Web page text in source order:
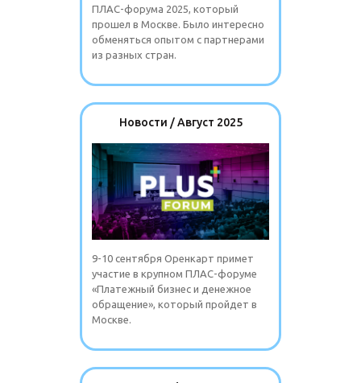
ПЛАС-форума 2025, который
прошел в Москве. Было интересно
обменяться опытом с партнерами
из разных стран.
Новости / Август 2025
9-10 сентября Оренкарт примет
участие в крупном ПЛАС-форуме
«Платежный бизнес и денежное
обращение», который пройдет в
Москве.